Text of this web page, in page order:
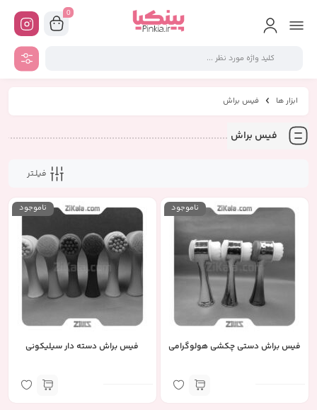
0
ابزار ها فیس براش
فیس براش
فیلـتر
ناموجود
فیس براش دستی چکشی هولوگرامی
ناموجود
فیس براش دسته دار سیلیکونی